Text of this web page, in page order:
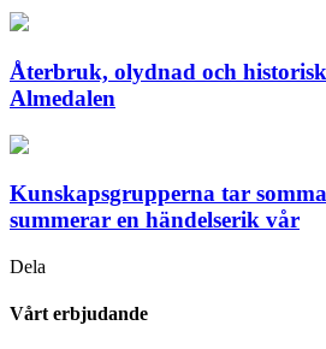
Återbruk, olydnad och
Almedalen
Kunskapsgrupperna tar
summerar en händelserik vår
Dela
Vårt erbjudande